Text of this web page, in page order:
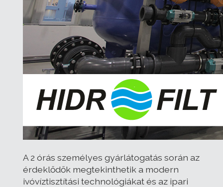
A 2 órás személyes gyárlátogatás során az
érdeklődők megtekinthetik a modern
ivóvíztisztítási technológiákat és az ipari